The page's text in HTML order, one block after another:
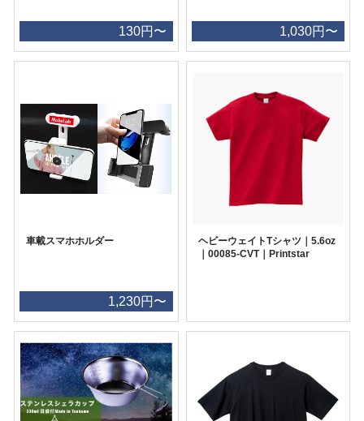
130円〜 1,030円〜
車載スマホホルダー
1,230円〜
ヘビーウェイトTシャツ｜5.6oz
｜00085-CVT｜Printstar